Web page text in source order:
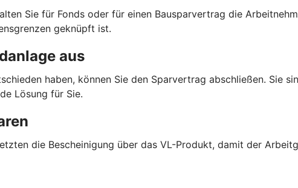
Sie für Fonds oder für einen Bausparvertrag die
geknüpft ist.
aus
haben, können Sie den Sparvertrag abschließen. Sie
Lösung für Sie.
die Bescheinigung über das VL-Produkt, damit der